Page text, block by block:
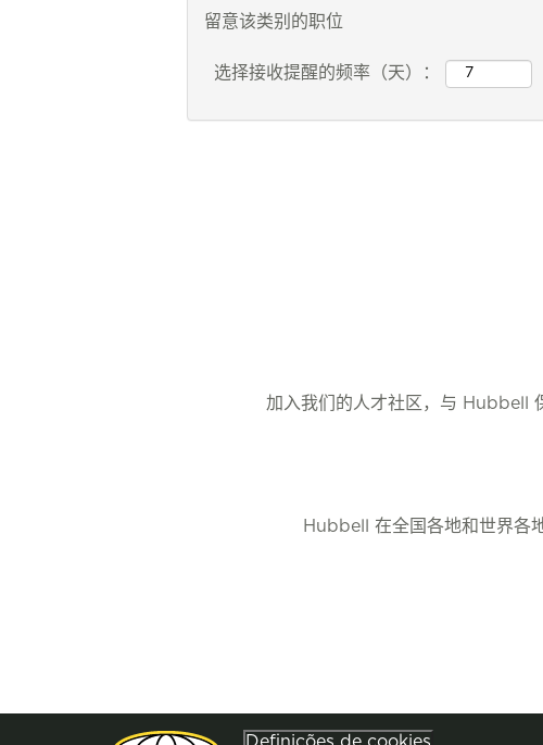
留意该类别的职位
选择接收提醒的频率（天）：
加入我们的人才社区，与 Hubbell
Hubbell 在全国各地和世界各
Definições de cookies